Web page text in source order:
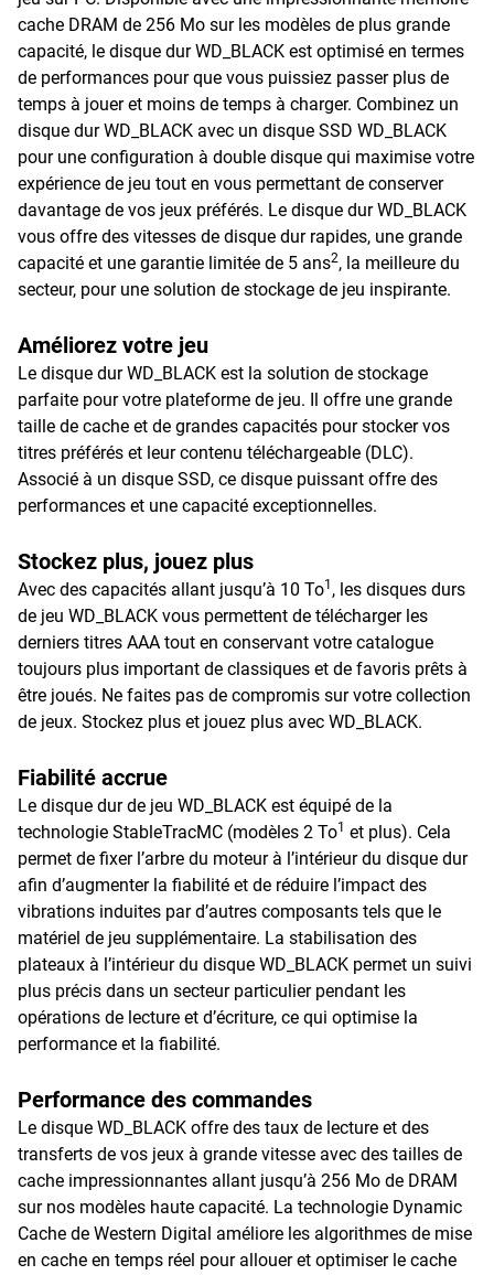
cache DRAM de 256 Mo sur les modèles de plus grande
capacité, le disque dur WD_BLACK est optimisé en termes
de performances pour que vous puissiez passer plus de
temps à jouer et moins de temps à charger. Combinez un
disque dur WD_BLACK avec un disque SSD WD_BLACK
pour une configuration à double disque qui maximise votre
expérience de jeu tout en vous permettant de conserver
davantage de vos jeux préférés. Le disque dur WD_BLACK
vous offre des vitesses de disque dur rapides, une grande
capacité et une garantie limitée de 5 ans2, la meilleure du
secteur, pour une solution de stockage de jeu inspirante.
Améliorez votre jeu
Le disque dur WD_BLACK est la solution de stockage
parfaite pour votre plateforme de jeu. Il offre une grande
taille de cache et de grandes capacités pour stocker vos
titres préférés et leur contenu téléchargeable (DLC).
Associé à un disque SSD, ce disque puissant offre des
performances et une capacité exceptionnelles.
Stockez plus, jouez plus
Avec des capacités allant jusqu’à 10 To1 , les disques durs
de jeu WD_BLACK vous permettent de télécharger les
derniers titres AAA tout en conservant votre catalogue
toujours plus important de classiques et de favoris prêts à
être joués. Ne faites pas de compromis sur votre collection
de jeux. Stockez plus et jouez plus avec WD_BLACK.
Fiabilité accrue
Le disque dur de jeu WD_BLACK est équipé de la
technologie StableTracMC (modèles 2 To1 et plus). Cela
permet de fixer l’arbre du moteur à l’intérieur du disque dur
afin d’augmenter la fiabilité et de réduire l’impact des
vibrations induites par d’autres composants tels que le
matériel de jeu supplémentaire. La stabilisation des
plateaux à l’intérieur du disque WD_BLACK permet un suivi
plus précis dans un secteur particulier pendant les
opérations de lecture et d’écriture, ce qui optimise la
performance et la fiabilité.
Performance des commandes
Le disque WD_BLACK offre des taux de lecture et des
transferts de vos jeux à grande vitesse avec des tailles de
cache impressionnantes allant jusqu’à 256 Mo de DRAM
sur nos modèles haute capacité. La technologie Dynamic
Cache de Western Digital améliore les algorithmes de mise
en cache en temps réel pour allouer et optimiser le cache